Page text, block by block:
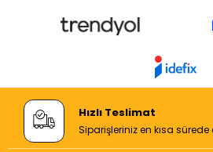
Hızlı Teslimat
Siparişleriniz en kısa sürede